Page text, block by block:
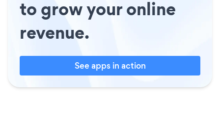
to grow your online
revenue.
See apps in action